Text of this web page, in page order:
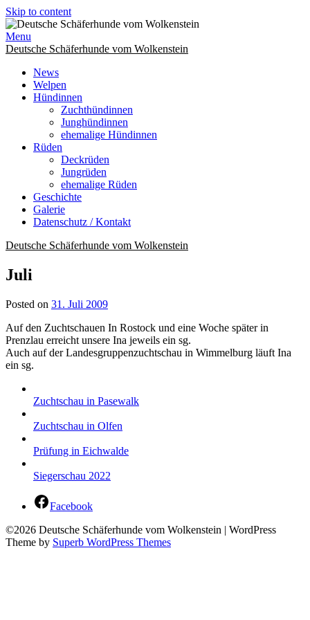
Skip to content
Menu
Deutsche Schäferhunde vom Wolkenstein
News
Welpen
Hündinnen
Zuchthündinnen
Junghündinnen
ehemalige Hündinnen
Rüden
Deckrüden
Jungrüden
ehemalige Rüden
Geschichte
Galerie
Datenschutz / Kontakt
Deutsche Schäferhunde vom Wolkenstein
Juli
Posted on 31. Juli 2009
Auf den Zuchtschauen In Rostock und eine Woche später in
Prenzlau erreicht unsere Ina jeweils ein sg.
Auch auf der Landesgruppenzuchtschau in Wimmelburg läuft Ina
ein sg.
Zuchtschau in Pasewalk
Zuchtschau in Olfen
Prüfung in Eichwalde
Siegerschau 2022
Facebook
©2026 Deutsche Schäferhunde vom Wolkenstein | WordPress
Theme by Superb WordPress Themes